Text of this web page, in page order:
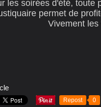
les soirées d'été, toute
permet de
Vivement les
Repost 0